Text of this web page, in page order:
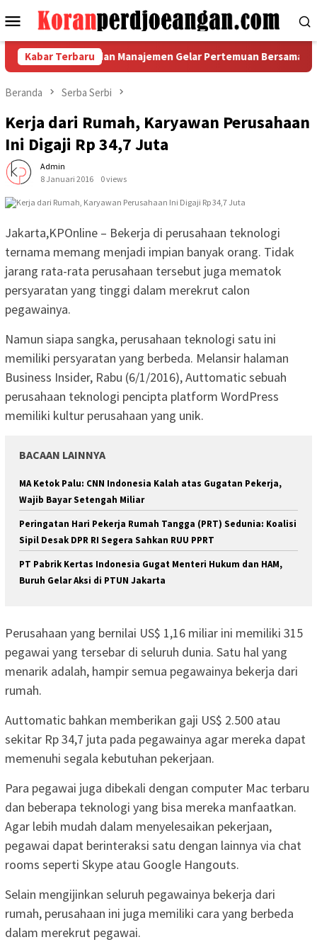
ke
Menu
Mobile
Kabar Terbaru
Jombang dan Manajemen Gelar Pertemuan Bersama
Beranda Serba Serbi
Kerja dari Rumah, Karyawan Perusahaan
Ini Digaji Rp 34,7 Juta
Admin
8 Januari 2016
0 views
Jakarta,KPOnline – Bekerja di perusahaan teknologi
ternama memang menjadi impian banyak orang. Tidak
jarang rata-rata perusahaan tersebut juga mematok
persyaratan yang tinggi dalam merekrut calon
pegawainya.
Namun siapa sangka, perusahaan teknologi satu ini
memiliki persyaratan yang berbeda. Melansir halaman
Business Insider, Rabu (6/1/2016), Auttomatic sebuah
perusahaan teknologi pencipta platform WordPress
memiliki kultur perusahaan yang unik.
BACAAN LAINNYA
MA Ketok Palu: CNN Indonesia Kalah atas Gugatan Pekerja,
Wajib Bayar Setengah Miliar
Peringatan Hari Pekerja Rumah Tangga (PRT) Sedunia: Koalisi
Sipil Desak DPR RI Segera Sahkan RUU PPRT
PT Pabrik Kertas Indonesia Gugat Menteri Hukum dan HAM,
Buruh Gelar Aksi di PTUN Jakarta
Perusahaan yang bernilai US$ 1,16 miliar ini memiliki 315
pegawai yang tersebar di seluruh dunia. Satu hal yang
menarik adalah, hampir semua pegawainya bekerja dari
rumah.
Auttomatic bahkan memberikan gaji US$ 2.500 atau
sekitar Rp 34,7 juta pada pegawainya agar mereka dapat
memenuhi segala kebutuhan pekerjaan.
Para pegawai juga dibekali dengan computer Mac terbaru
dan beberapa teknologi yang bisa mereka manfaatkan.
Agar lebih mudah dalam menyelesaikan pekerjaan,
pegawai dapat berinteraksi satu dengan lainnya via chat
rooms seperti Skype atau Google Hangouts.
Selain mengijinkan seluruh pegawainya bekerja dari
rumah, perusahaan ini juga memiliki cara yang berbeda
dalam merekrut pegawai.